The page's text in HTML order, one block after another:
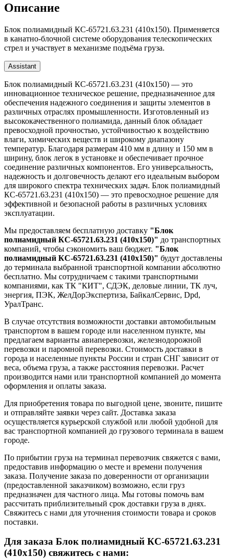
Описание
Блок полиамидный КС-65721.63.231 (410х150). Применяется
в канатно-блочной системе оборудования телескопических
стрел и участвует в механизме подъёма груза.
Assistant
Блок полиамидный КС-65721.63.231 (410х150) — это
инновационное техническое решение, предназначенное для
обеспечения надежного соединения и защиты элементов в
различных отраслях промышленности. Изготовленный из
высококачественного полиамида, данный блок обладает
превосходной прочностью, устойчивостью к воздействию
влаги, химических веществ и широкому диапазону
температур. Благодаря размерам 410 мм в длину и 150 мм в
ширину, блок легок в установке и обеспечивает прочное
соединение различных компонентов. Его универсальность,
надежность и долговечность делают его идеальным выбором
для широкого спектра технических задач. Блок полиамидный
КС-65721.63.231 (410х150) — это превосходное решение для
эффективной и безопасной работы в различных условиях
эксплуатации.
Мы предоставляем бесплатную доставку "Блок
полиамидный КС-65721.63.231 (410х150)" до транспортных
компаний, чтобы сэкономить ваш бюджет. "Блок
полиамидный КС-65721.63.231 (410х150)" будут доставлены
до терминала выбранной транспортной компании абсолютно
бесплатно. Мы сотрудничаем с такими транспортными
компаниями, как ТК "КИТ", СДЭК, деловые линии, ТК луч,
энергия, ПЭК, ЖелДорЭкспертиза, БайкалСервис, Dpd,
УралТранс.
В случае отсутствия возможности доставки автомобильным
транспортом в вашем городе или населенном пункте, мы
предлагаем варианты авиаперевозки, железнодорожной
перевозки и паромной перевозки. Стоимость доставки в
города и населенные пункты России и стран СНГ зависит от
веса, объема груза, а также расстояния перевозки. Расчет
производится нами или транспортной компанией до момента
оформления и оплаты заказа.
Для приобретения товара по выгодной цене, звоните, пишите
и отправляйте заявки через сайт. Доставка заказа
осуществляется курьерской службой или любой удобной для
вас транспортной компанией до грузового терминала в вашем
городе.
По прибытии груза на терминал перевозчик свяжется с вами,
предоставив информацию о месте и времени получения
заказа. Получение заказа по доверенности от организации
(предоставленной заказчиком) возможно, если груз
предназначен для частного лица. Мы готовы помочь вам
рассчитать приблизительный срок доставки груза в днях.
Свяжитесь с нами для уточнения стоимости товара и сроков
поставки.
Для заказа Блок полиамидный КС-65721.63.231
(410х150) свяжитесь с нами: